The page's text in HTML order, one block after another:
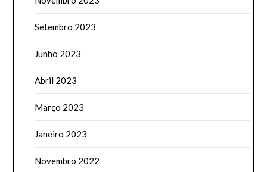
Setembro 2023
Junho 2023
Abril 2023
Março 2023
Janeiro 2023
Novembro 2022